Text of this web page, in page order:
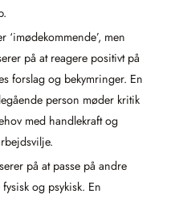
‘imødekommende’, men
på at reagere positivt på
forslag og bekymringer. En
person møder kritik
med handlekraft og
på at passe på andre
fysisk og psykisk. En